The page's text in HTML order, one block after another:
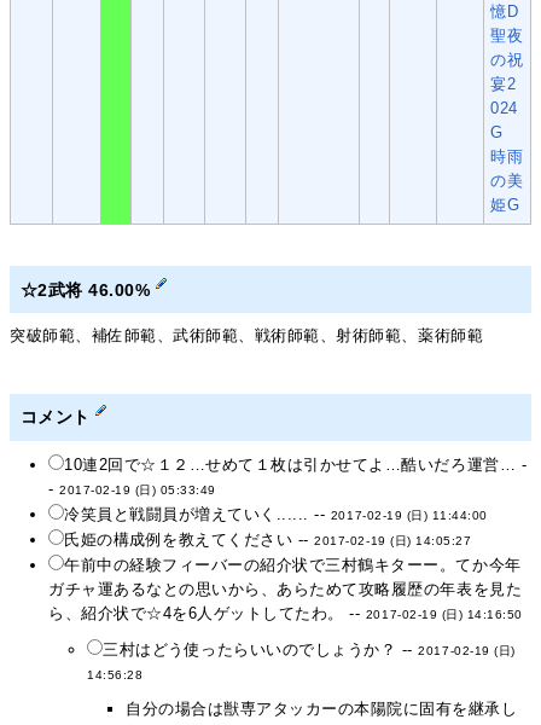
憶D
聖夜
の祝
宴2
024
G
時雨
の美
姫G
☆2武将 46.00%
突破師範、補佐師範、武術師範、戦術師範、射術師範、薬術師範
コメント
10連2回で☆１２…せめて１枚は引かせてよ…酷いだろ運営… -
-2017-02-19 (日) 05:33:49
冷笑員と戦闘員が増えていく...... -- 2017-02-19 (日) 11:44:00
氏姫の構成例を教えてください --2017-02-19 (日) 14:05:27
午前中の経験フィーバーの紹介状で三村鶴キターー。てか今年
ガチャ運あるなとの思いから、あらためて攻略履歴の年表を見た
ら、紹介状で☆4を6人ゲットしてたわ。 -- 2017-02-19 (日) 14:16:50
三村はどう使ったらいいのでしょうか？ --2017-02-19 (日)
14:56:28
自分の場合は獣専アタッカーの本陽院に固有を継承し